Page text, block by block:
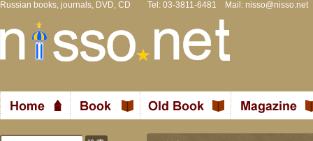
Russian books, journals, DVD, CD Tel: 03-3811-6481 Mail: nisso@nisso.net